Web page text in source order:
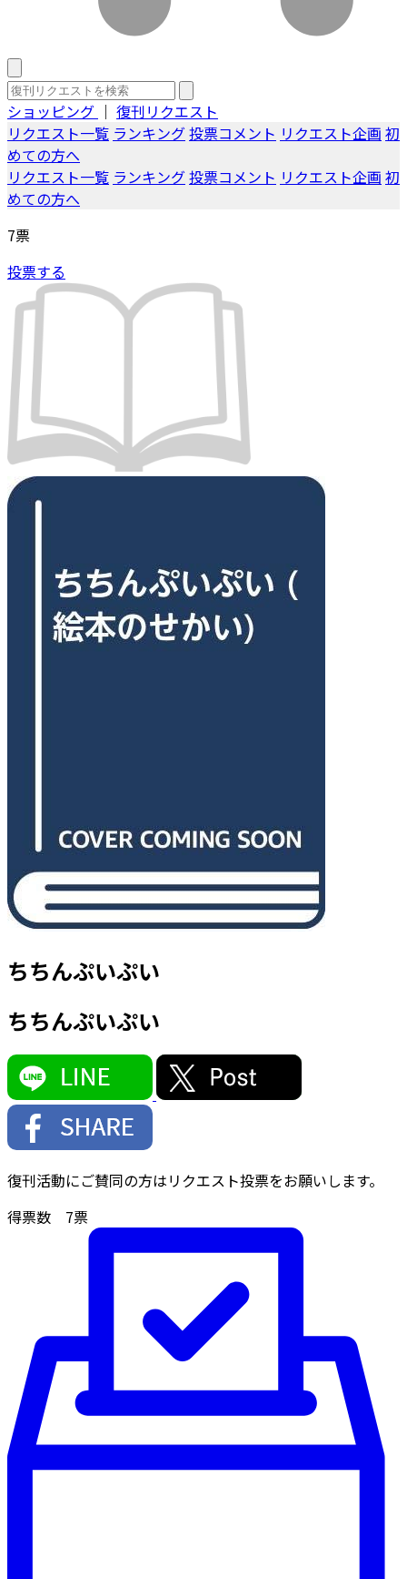
ショッピング ｜ 復刊リクエスト
リクエスト一覧 ランキング投票コメント リクエスト企画 初
めての方へ
リクエスト一覧 ランキング投票コメント リクエスト企画 初
めての方へ
7票
投票する
ちちんぷいぷい
ちちんぷいぷい
復刊活動にご賛同の方はリクエスト投票をお願いします。
得票数 7票